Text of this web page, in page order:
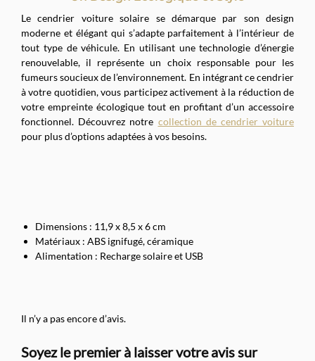
Le cendrier voiture solaire se démarque par son design
moderne et élégant qui s’adapte parfaitement à l’intérieur de
tout type de véhicule. En utilisant une technologie d’énergie
renouvelable, il représente un choix responsable pour les
fumeurs soucieux de l’environnement. En intégrant ce cendrier
à votre quotidien, vous participez activement à la réduction de
votre empreinte écologique tout en profitant d’un accessoire
fonctionnel. Découvrez notre collection de cendrier voiture
pour plus d’options adaptées à vos besoins.
Dimensions : 11,9 x 8,5 x 6 cm
Matériaux : ABS ignifugé, céramique
Alimentation : Recharge solaire et USB
Il n’y a pas encore d’avis.
Soyez le premier à laisser votre avis sur